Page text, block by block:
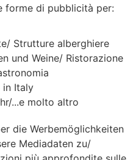
forme di pubblicità per:
Strutture alberghiere
und Weine/ Ristorazione
in Italy
...e molto altro
die Werbemöglichkeiten
Mediadaten zu/